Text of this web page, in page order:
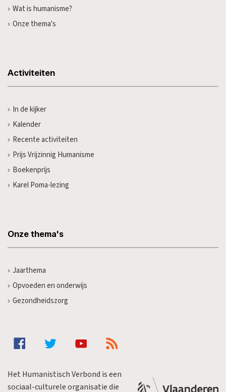
Wat is humanisme?
Onze thema's
Activiteiten
In de kijker
Kalender
Recente activiteiten
Prijs Vrijzinnig Humanisme
Boekenprijs
Karel Poma-lezing
Onze thema's
Jaarthema
Opvoeden en onderwijs
Gezondheidszorg
Het Humanistisch Verbond is een
sociaal-culturele organisatie die